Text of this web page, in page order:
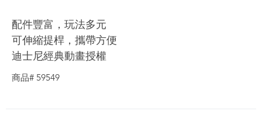
角色收藏
生活雜貨
配件豐富，玩法多元
可伸縮提桿，攜帶方便
迪士尼經典動畫授權
商品# 59549